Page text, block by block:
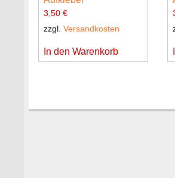
3,50€
zzgl.Versandkosten
In den Warenkorb